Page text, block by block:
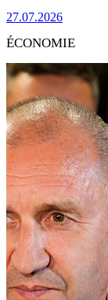
27.07.2026
ÉCONOMIE